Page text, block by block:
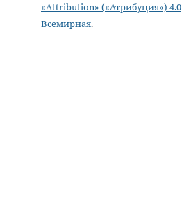
«Attribution» («Атрибуция») 4.0
Всемирная.